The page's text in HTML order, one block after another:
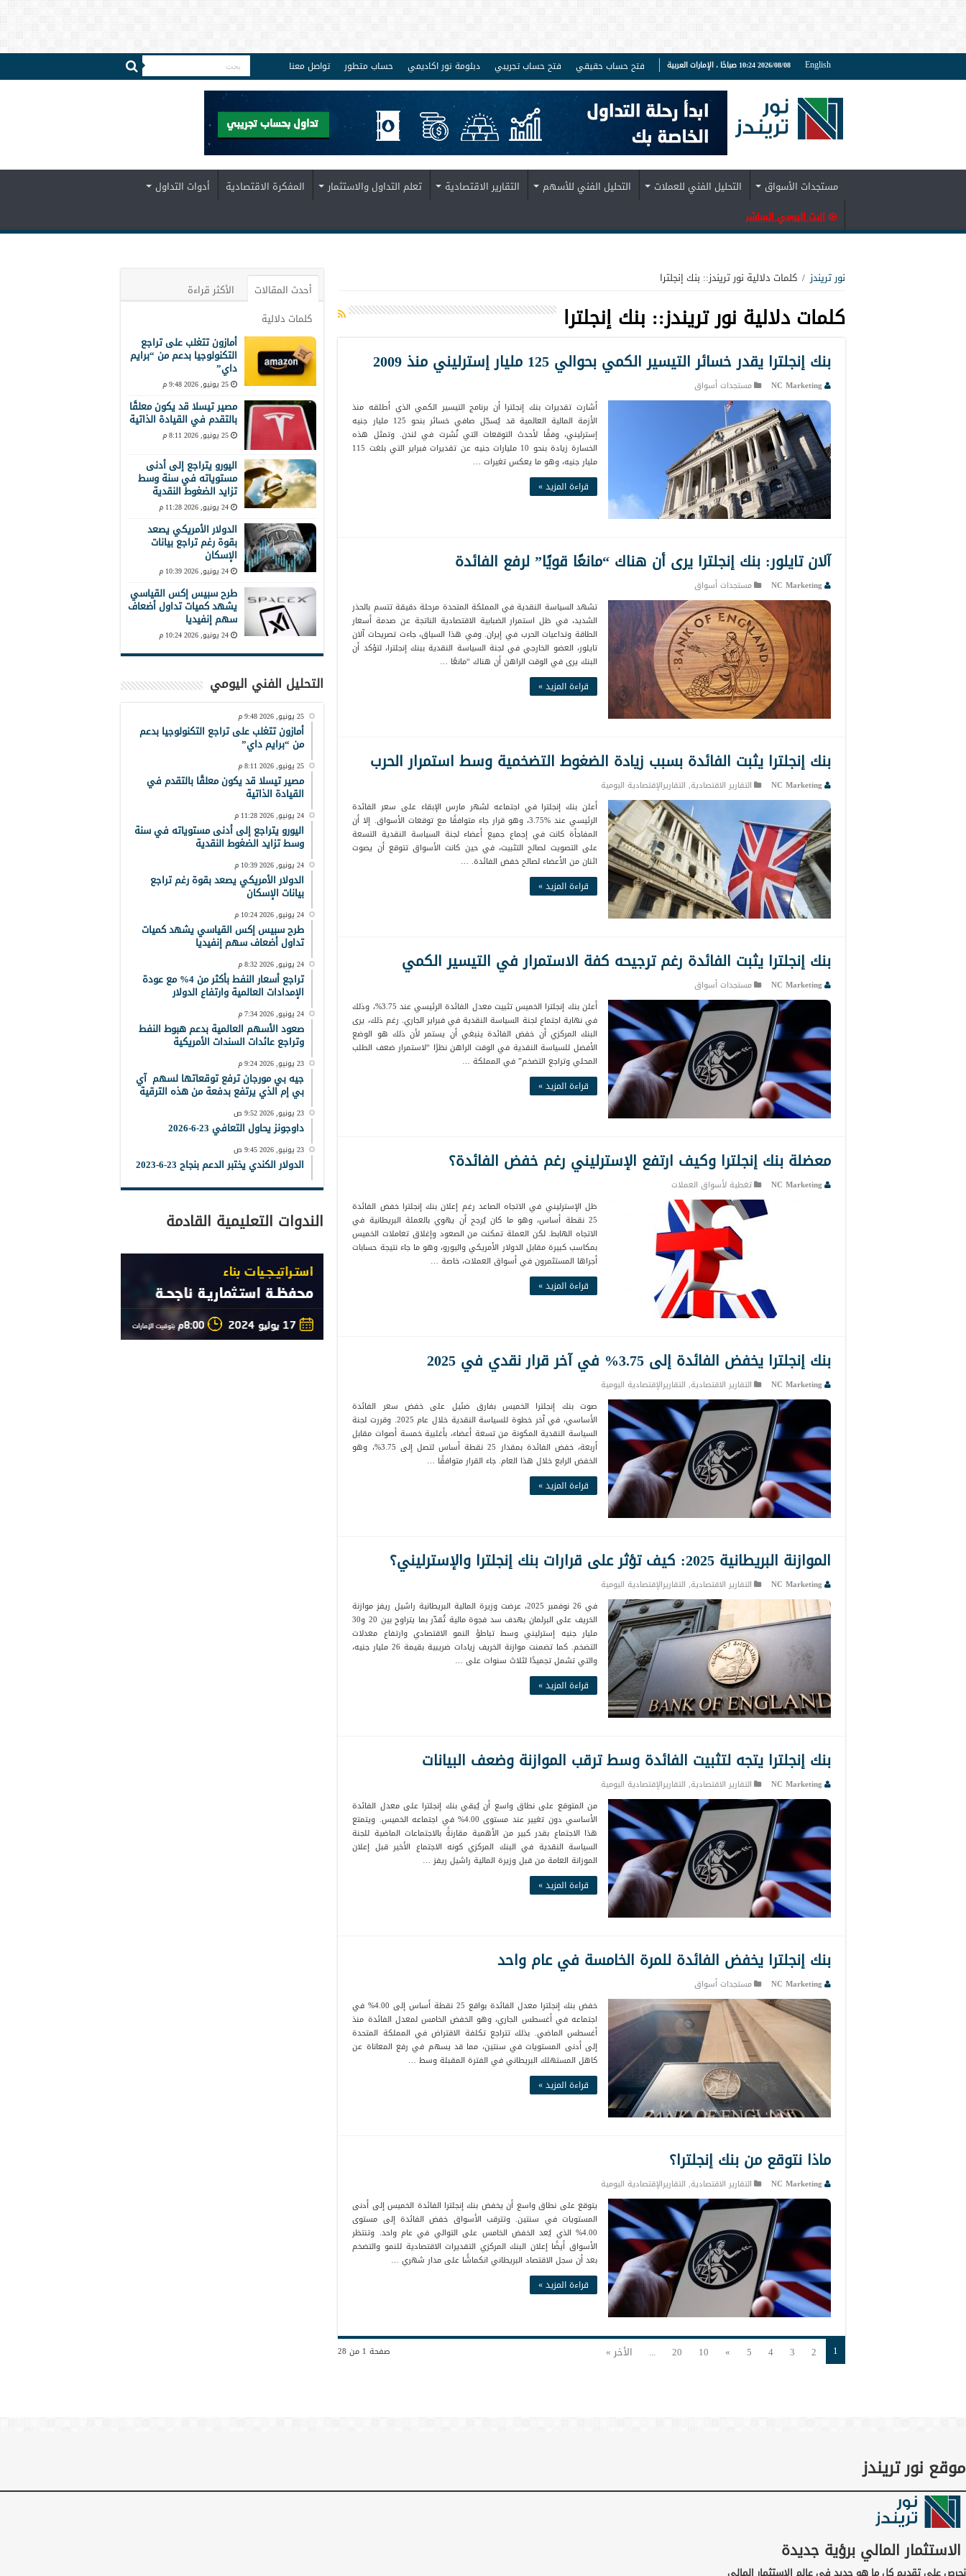
English 2026/08/08 10:24 صباحًا ، الإمارات العربية فتح حساب حقيقي فتح حساب تجريبي دبلومة نور اكاديمي حساب متطور تواصل معنا
مستجدات الأسواق التحليل الفني للعملات التحليل الفني للأسهم التقارير الاقتصادية تعلم التداول والاستثمار المفكرة الاقتصادية
أدوات التداول
البث اليومي المباشر
نور تريندز / كلمات دلالية نور تريندز:: بنك إنجلترا
كلمات دلالية نور تريندز:: بنك إنجلترا
بنك إنجلترا يقدر خسائر التيسير الكمي بحوالي 125 مليار إسترليني منذ 2009
NC Marketing
مستجدات أسواق
أشارت تقديرات بنك إنجلترا أن برنامج التيسير الكمي الذي أطلقه منذ
الأزمة المالية العالمية قد يُسجّل صافي خسائر بنحو 125 مليار جنيه
إسترليني، وفقًا لأحدث التوقعات التي نُشرت في لندن. وتمثل هذه
الخسارة زيادة بنحو 10 مليارات جنيه عن تقديرات فبراير التي بلغت 115
مليار جنيه، وهو ما يعكس تغيرات …
قراءة المزيد »
آلان تايلور: بنك إنجلترا يرى أن هناك “مانعًا قويًا” لرفع الفائدة
NC Marketing
مستجدات أسواق
تشهد السياسة النقدية في المملكة المتحدة مرحلة دقيقة تتسم بالحذر
الشديد، في ظل استمرار الضبابية الاقتصادية الناتجة عن صدمة أسعار
الطاقة وتداعيات الحرب في إيران. وفي هذا السياق، جاءت تصريحات آلان
تايلور، العضو الخارجي في لجنة السياسة النقدية ببنك إنجلترا، لتؤكد أن
البنك يرى في الوقت الراهن أن هناك “مانعًا …
قراءة المزيد »
بنك إنجلترا يثبت الفائدة بسبب زيادة الضغوط التضخمية وسط استمرار الحرب
NC Marketing التقارير الاقتصادية, التقاريرالإقتصادية اليومية
أعلن بنك إنجلترا في اجتماعه لشهر مارس الإبقاء على سعر الفائدة
الرئيسي عند %3.75، وهو قرار جاء متوافقًا مع توقعات الأسواق. إلا أن
المفاجأة كانت في إجماع جميع أعضاء لجنة السياسة النقدية التسعة
على التصويت لصالح التثبيت، في حين كانت الأسواق تتوقع أن يصوت
اثنان من الأعضاء لصالح خفض الفائدة. …
قراءة المزيد »
بنك إنجلترا يثبت الفائدة رغم ترجيحه كفة الاستمرار في التيسير الكمي
NC Marketing
مستجدات أسواق
أعلن بنك إنجلترا الخميس تثبيت معدل الفائدة الرئيسي عند 3.75%، وذلك
في نهاية اجتماع لجنة السياسة النقدية في فبراير الجاري. رغم ذلك، يرى
البنك المركزي أن خفض الفائدة ينبغي أن يستمر لأن ذلك هو الوضع
الأفضل للسياسة النقدية في الوقت الراهن نظرًا “لاستمرار ضعف الطلب
المحلي وتراجع التضخم” في المملكة …
قراءة المزيد »
معضلة بنك إنجلترا وكيف ارتفع الإسترليني رغم خفض الفائدة؟
NC Marketing
تغطية لأسواق العملات
ظل الإسترليني في الاتجاه الصاعد رغم إعلان بنك إنجلترا خفض الفائدة
25 نقطة أساس، وهو ما كان يُرجح أن يهوي بالعملة البريطانية في
الاتجاه الهابط. لكن العملة تمكنت من الصعود وإغلاق تعاملات الخميس
بمكاسب كبيرة مقابل الدولار الأمريكي واليورو، وهو ما جاء نتيجة حسابات
أجراها المستثمرون في أسواق العملات، خاصة …
قراءة المزيد »
بنك إنجلترا يخفض الفائدة إلى 3.75% في آخر قرار نقدي في 2025
NC Marketing التقارير الاقتصادية, التقاريرالإقتصادية اليومية
صوت بنك إنجلترا الخميس بفارق ضئيل على خفض سعر الفائدة
الأساسي، في آخر خطوة للسياسة النقدية خلال عام 2025. وقررت لجنة
السياسة النقدية المكونة من تسعة أعضاء، بأغلبية خمسة أصوات مقابل
أربعة، خفض الفائدة بمقدار 25 نقطة أساس لتصل إلى 3.75%، وهو
الخفض الرابع خلال هذا العام. جاء القرار متوافقًا …
قراءة المزيد »
الموازنة البريطانية 2025: كيف تؤثر على قرارات بنك إنجلترا والإسترليني؟
NC Marketing التقارير الاقتصادية, التقاريرالإقتصادية اليومية
في 26 نوفمبر 2025، عرضت وزيرة المالية البريطانية راشيل ريفز موازنة
الخريف على البرلمان بهدف سد فجوة مالية تُقدّر بما يتراوح بين 20 و30
مليار جنيه إسترليني وسط تباطؤ النمو الاقتصادي وارتفاع معدلات
التضخم. كما تضمنت موازنة الخريف زيادات ضريبية بقيمة 26 مليار جنيه،
والتي تشمل تجميدًا لثلاث سنوات على …
قراءة المزيد »
بنك إنجلترا يتجه لتثبيت الفائدة وسط ترقب الموازنة وضعف البيانات
NC Marketing التقارير الاقتصادية, التقاريرالإقتصادية اليومية
من المتوقع على نطاق واسع أن يُبقي بنك إنجلترا على معدل الفائدة
الأساسي دون تغيير عند مستوى 4.00% في اجتماعه الخميس. ويتمتع
هذا الاجتماع بقدر كبير من الأهمية مقارنةً بالاجتماعات الماضية للجنة
السياسة النقدية في البنك المركزي كونه الاجتماع الأخير قبل إعلان
الموزانة العامة من قبل وزيرة المالية راشيل ريفز …
قراءة المزيد »
بنك إنجلترا يخفض الفائدة للمرة الخامسة في عام واحد
NC Marketing
مستجدات أسواق
خفض بنك إنجلترا معدل الفائدة بواقع 25 نقطة أساس إلى 4.00% في
اجتماعه في أغسطس الجاري، وهو الخفض الخامس لمعدل الفائدة منذ
أغسطس الماضي. بذلك تتراجع تكلفة الاقتراض في المملكة المتحدة
إلى أدنى المستويات في سنتين، مما قد يسهم في رفع المعاناة عن
كاهل المستهلك البريطاني في الفترة المقبلة وسط …
قراءة المزيد »
ماذا نتوقع من بنك إنجلترا؟
NC Marketing التقارير الاقتصادية, التقاريرالإقتصادية اليومية
يتوقع على نطاق واسع أن يخفض بنك إنجلترا الفائدة الخميس إلى أدنى
المستويات في سنتين. وتترقب الأسواق خفض الفائدة إلى مستوى
4.00% الذي يُعد الخفض الخامس على التوالي في عام واحد. وتنتظر
الأسواق أيضًا إعلان البنك المركزي التقديرات الاقتصادية للنمو والتضخم
بعد أن سجل الاقتصاد البريطاني انكماشًا على مدار شهري …
قراءة المزيد »
صفحة 1 من 28 1
2
3
4
5
»
10
20
... الأخر »
أحدث المقالات
الأكثر قراءة
كلمات دلالية
أمازون تتغلب على تراجع
التكنولوجيا بدعم من “برايم
داي”
25 يونيو, 2026 9:48 م
مصير تيسلا قد يكون معلقًا
بالتقدم في القيادة الذاتية
25 يونيو, 2026 8:11 م
اليورو يتراجع إلى أدنى
مستوياته في سنة وسط
تزايد الضغوط النقدية
24 يونيو, 2026 11:28 م
الدولار الأمريكي يصعد
بقوة رغم تراجع بيانات
الإسكان
24 يونيو, 2026 10:39 م
طرح سبيس إكس القياسي
يشهد كميات تداول أضعاف
سهم إنفيديا
24 يونيو, 2026 10:24 م
التحليل الفني اليومي
25 يونيو, 2026 9:48 م
أمازون تتغلب على تراجع التكنولوجيا بدعم
من “برايم داي”
25 يونيو, 2026 8:11 م
مصير تيسلا قد يكون معلقًا بالتقدم في
القيادة الذاتية
24 يونيو, 2026 11:28 م
اليورو يتراجع إلى أدنى مستوياته في سنة
وسط تزايد الضغوط النقدية
24 يونيو, 2026 10:39 م
الدولار الأمريكي يصعد بقوة رغم تراجع
بيانات الإسكان
24 يونيو, 2026 10:24 م
طرح سبيس إكس القياسي يشهد كميات
تداول أضعاف سهم إنفيديا
24 يونيو, 2026 8:32 م
تراجع أسعار النفط بأكثر من 4% مع عودة
الإمدادات العالمية وارتفاع الدولار
24 يونيو, 2026 7:34 م
صعود الأسهم العالمية بدعم هبوط النفط
وتراجع عائدات السندات الأمريكية
23 يونيو, 2026 9:24 م
جيه بي مورجان ترفع توقعاتها لسهم آي
بي إم الذي يرتفع بدفعة من هذه الترقية
23 يونيو, 2026 9:52 ص
داوجونز يحاول التعافي 23-6-2026
23 يونيو, 2026 9:45 ص
الدولار الكندي يختبر الدعم بنجاح 23-6-2023
الندوات التعليمية القادمة
موقع نور تريندز
الاستثمار المالي برؤية جديدة